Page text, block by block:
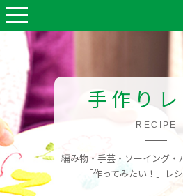
手作りレ
RECIPE
編み物・手芸・ソーイング・
「作ってみたい！」レ